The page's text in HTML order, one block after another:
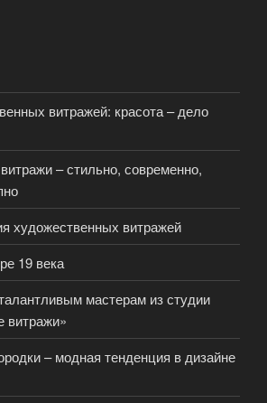
витражей: красота – дело
– стильно, современно,
художественных витражей
19 века
мастерам из студии
витражи»
– модная тенденция в дизайне